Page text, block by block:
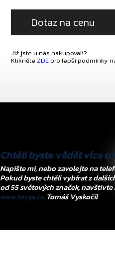
Dotaz na cenu
Již jste u nás nakupovali?
Klikněte ZDEpro lepší podmínky
Chtěli byste vědět více
Napište mi, nebo zavolejte na
Pokud byste chtěli vybírat z
od 55 světových značek,
www.tovys.cz. Tomáš Vyskočil